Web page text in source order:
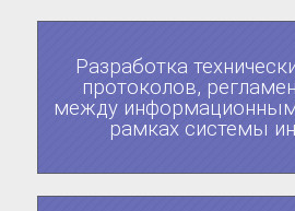
Разработка
протоколов,
между
рамках системы